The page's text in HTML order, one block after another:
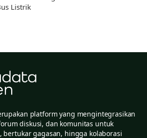
Listrik
platform yang mengintegrasikan
diskusi, dan komunitas untuk
bertukar gagasan, hingga kolaborasi